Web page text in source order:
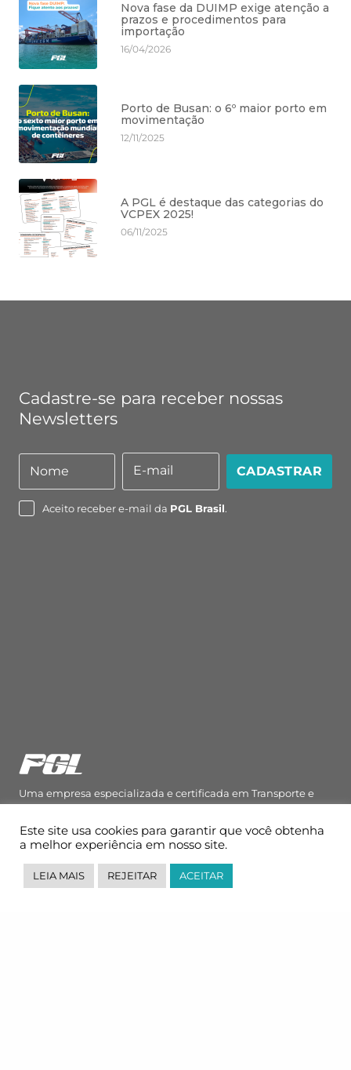
Nova fase da DUIMP exige atenção a
prazos e procedimentos para
importação
16/04/2026
Porto de Busan: o 6º maior porto em
movimentação
12/11/2025
A PGL é destaque das categorias do
VCPEX 2025!
06/11/2025
Cadastre-se para receber nossas
Newsletters
Nome
Nome
mail
E-mail CADASTRAR
Aceito receber e-mail da PGL Brasil.
Uma empresa especializada e certificada em Transporte e
Onde Estamos
Este site usa cookies para garantir que você obtenha
a melhor experiência em nosso site.
LEIA MAIS REJEITAR ACEITAR